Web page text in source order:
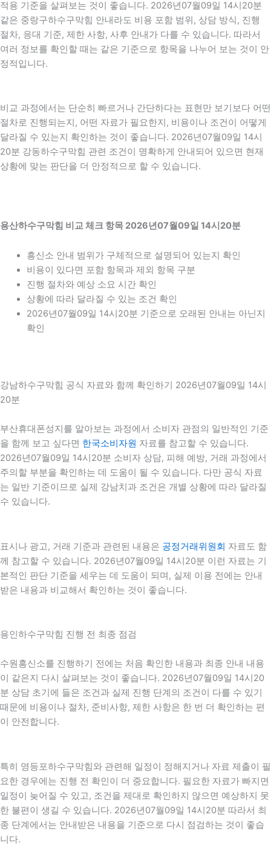
적용 기준을 살펴보는 것이 좋습니다. 2026년07월09일 14시20분
같은 중랑구하수구막힘 안내라도 비용 포함 범위, 상담 방식, 진행
절차, 응대 기준, 제한 사항, 사후 안내가 다를 수 있습니다. 따라서
여러 정보를 확인할 때는 같은 기준으로 항목을 나누어 보는 것이 안
정적입니다.
비교 과정에서는 단순히 빠르거나 간단하다는 표현만 보기보다 어떤
절차로 진행되는지, 어떤 자료가 필요한지, 비용이나 조건이 어떻게
달라질 수 있는지 확인하는 것이 좋습니다. 2026년07월09일 14시
20분 강동하수구막힘 관련 조건이 명확하게 안내되어 있으면 현재
상황에 맞는 판단을 더 안정적으로 할 수 있습니다.
용산하수구막힘 비교 체크 항목 2026년07월09일 14시20분
흥신소 안내 범위가 구체적으로 설명되어 있는지 확인
비용이 있다면 포함 항목과 제외 항목 구분
진행 절차와 예상 소요 시간 확인
상황에 따라 달라질 수 있는 조건 확인
2026년07월09일 14시20분 기준으로 오래된 안내는 아닌지
확인
강남하수구막힘 공식 자료와 함께 확인하기 2026년07월09일 14시
20분
부산휴대폰성지를 알아보는 과정에서 소비자 관점의 일반적인 기준
을 함께 보고 싶다면 한국소비자원 자료를 참고할 수 있습니다.
2026년07월09일 14시20분 소비자 상담, 피해 예방, 거래 과정에서
주의할 부분을 확인하는 데 도움이 될 수 있습니다. 다만 공식 자료
는 일반 기준이므로 실제 강남치과 조건은 개별 상황에 따라 달라질
수 있습니다.
표시나 광고, 거래 기준과 관련된 내용은 공정거래위원회 자료도 함
께 참고할 수 있습니다. 2026년07월09일 14시20분 이런 자료는 기
본적인 판단 기준을 세우는 데 도움이 되며, 실제 이용 전에는 안내
받은 내용과 비교해서 확인하는 것이 좋습니다.
용인하수구막힘 진행 전 최종 점검
수원흥신소를 진행하기 전에는 처음 확인한 내용과 최종 안내 내용
이 같은지 다시 살펴보는 것이 좋습니다. 2026년07월09일 14시20
분 상담 초기에 들은 조건과 실제 진행 단계의 조건이 다를 수 있기
때문에 비용이나 절차, 준비사항, 제한 사항은 한 번 더 확인하는 편
이 안전합니다.
특히 영등포하수구막힘와 관련해 일정이 정해지거나 자료 제출이 필
요한 경우에는 진행 전 확인이 더 중요합니다. 필요한 자료가 빠지면
일정이 늦어질 수 있고, 조건을 제대로 확인하지 않으면 예상하지 못
한 불편이 생길 수 있습니다. 2026년07월09일 14시20분 따라서 최
종 단계에서는 안내받은 내용을 기준으로 다시 점검하는 것이 좋습
니다.